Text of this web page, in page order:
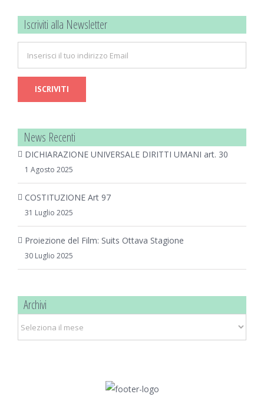
Iscriviti alla Newsletter
News Recenti
DICHIARAZIONE UNIVERSALE DIRITTI UMANI art. 30
1 Agosto 2025
COSTITUZIONE Art 97
31 Luglio 2025
Proiezione del Film: Suits Ottava Stagione
30 Luglio 2025
Archivi